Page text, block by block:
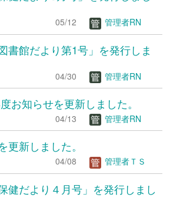
05/12 管理者RN
書館だより第1号」を発行しま
04/30 管理者RN
お知らせを更新しました。
04/13 管理者RN
更新しました。
04/08 管理者ＴＳ
健だより４月号」を発行しまし